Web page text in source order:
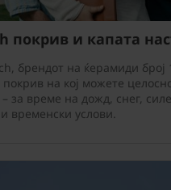
покрив и капата
брендот на ќерамиди број
покрив на кој можете
– за време на дожд, снег,
временски услови.